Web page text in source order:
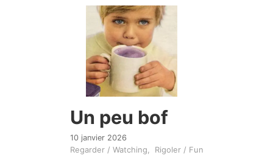
Un peu bof
10 janvier 2026
Regarder / Watching Rigoler / Fun